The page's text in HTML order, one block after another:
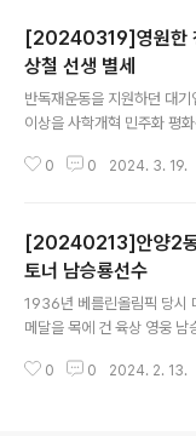
[20240319]영원한
상철 선생 별세
반독재운동을 지원하던 대
이상을 사학개혁 민주화 평
의 어른으로 사셨던 '평화통
례식장에 빈소가 마련됐다.
가 20일 오후 7시 강남성모
열린다. 발인은 21일 오전
력 1935년 경주에서 출생
벽산그룹 전무이사, 대한종
0 0 2024. 3. 19.
[20240213]안양2동
토너 남승룡선수
1936년 베를린올림픽 당시
메달을 목에 건 육상 영웅 남
으로 선정되었다. 안양 출신
0 0 2024. 2. 13.